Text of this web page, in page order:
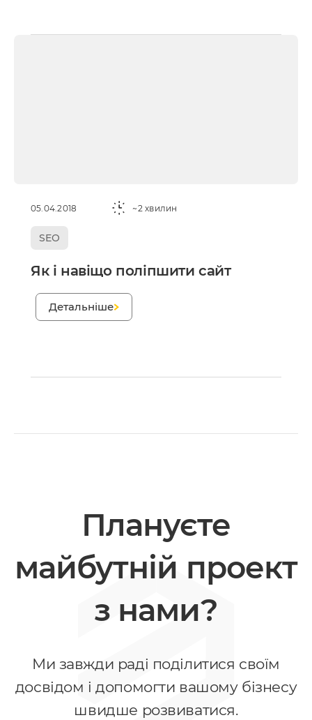
05.04.2018 ~2 хвилин
SEO
Як і навіщо поліпшити сайт
Детальніше
Плануєте
майбутній проект
з нами?
Ми завжди раді поділитися своїм
досвідом і допомогти вашому бізнесу
швидше розвиватися.